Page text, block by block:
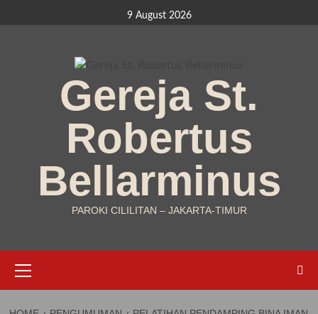
to
9 August 2026
Gereja St.
Robertus
Bellarminus
PAROKI CILILITAN – JAKARTA-TIMUR
Menu